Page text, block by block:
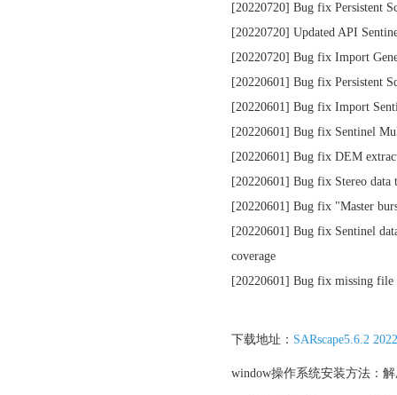
[20220720] Bug fix Persistent
[20220720] Updated API
[20220720] Bug fix Import
[20220601] Bug fix Persistent
[20220601] Bug fix Import
[20220601] Bug fix Sentinel
[20220601] Bug fix DEM
[20220601] Bug fix Stereo data
[20220601] Bug fix "Master
[20220601] Bug fix Sentinel
coverage
[20220601] Bug fix missing file
下载地址： SARscape5.6.2
window操作系统安装方法：解